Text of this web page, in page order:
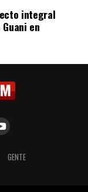
integral
en
GENTE